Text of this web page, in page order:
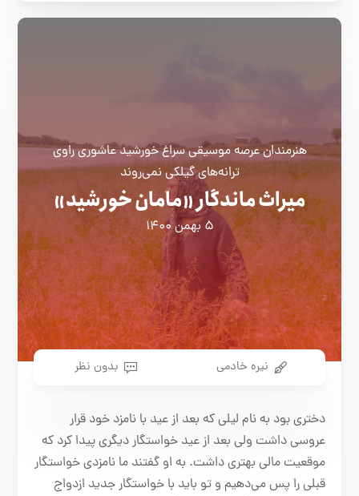
هنرمندان عرصه موسیقی سراغ خورشید عاشوری راوی
ترانه‌های گیلکی نمی‌روند
میراث ماندگار «مامان خورشید»
۵ بهمن ۱۴۰۰
نیره خادمی بدون نظر
دختری بود به نام لیلی که بعد از عید با نامزد خود قرار
عروسی داشت ولی بعد از عید خواستگار دیگری پیدا کرد که
موقعیت مالی بهتری داشت. به او گفتند ما نامزدی خواستگار
قبلی را پس می‌دهیم و تو باید با خواستگار جدید ازدواج